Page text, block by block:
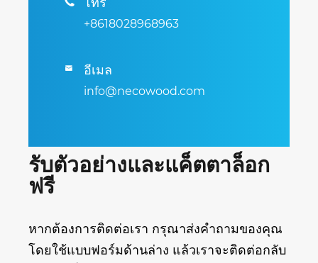
+8618028968963
 อีเมล
info@necowood.com
รับตัวอย่างและแค็ตตาล็อก
ฟรี
หากต้องการติดต่อเรา กรุณาส่งคำถามของคุณ
โดยใช้แบบฟอร์มด้านล่าง แล้วเราจะติดต่อกลับ